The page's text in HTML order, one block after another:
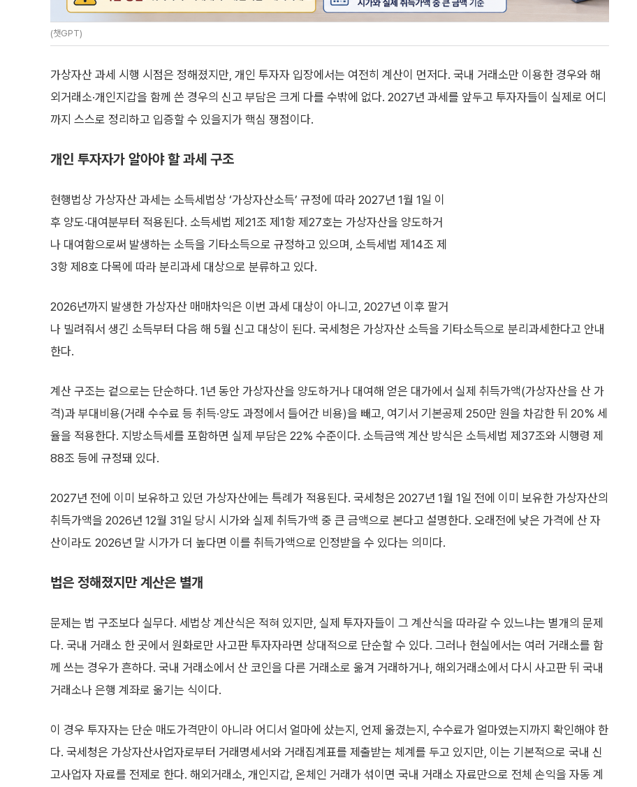
(챗GPT)
가상자산 과세 시행 시점은 정해졌지만, 개인 투자자 입장에서는 여전히 계산이 먼저다. 국내 거래소만 이용한 경우와 해
외거래소·개인지갑을 함께 쓴 경우의 신고 부담은 크게 다를 수밖에 없다. 2027년 과세를 앞두고 투자자들이 실제로 어디
까지 스스로 정리하고 입증할 수 있을지가 핵심 쟁점이다.
개인 투자자가 알아야 할 과세 구조
현행법상 가상자산 과세는 소득세법상 ‘가상자산소득’ 규정에 따라 2027년 1월 1일 이
후 양도·대여분부터 적용된다. 소득세법 제21조 제1항 제27호는 가상자산을 양도하거
나 대여함으로써 발생하는 소득을 기타소득으로 규정하고 있으며, 소득세법 제14조 제
3항 제8호 다목에 따라 분리과세 대상으로 분류하고 있다.
2026년까지 발생한 가상자산 매매차익은 이번 과세 대상이 아니고, 2027년 이후 팔거
나 빌려줘서 생긴 소득부터 다음 해 5월 신고 대상이 된다. 국세청은 가상자산 소득을 기타소득으로 분리과세한다고 안내
한다.
계산 구조는 겉으로는 단순하다. 1년 동안 가상자산을 양도하거나 대여해 얻은 대가에서 실제 취득가액(가상자산을 산 가
격)과 부대비용(거래 수수료 등 취득·양도 과정에서 들어간 비용)을 빼고, 여기서 기본공제 250만 원을 차감한 뒤 20% 세
율을 적용한다. 지방소득세를 포함하면 실제 부담은 22% 수준이다. 소득금액 계산 방식은 소득세법 제37조와 시행령 제
88조 등에 규정돼 있다.
2027년 전에 이미 보유하고 있던 가상자산에는 특례가 적용된다. 국세청은 2027년 1월 1일 전에 이미 보유한 가상자산의
취득가액을 2026년 12월 31일 당시 시가와 실제 취득가액 중 큰 금액으로 본다고 설명한다. 오래전에 낮은 가격에 산 자
산이라도 2026년 말 시가가 더 높다면 이를 취득가액으로 인정받을 수 있다는 의미다.
법은 정해졌지만 계산은 별개
문제는 법 구조보다 실무다. 세법상 계산식은 적혀 있지만, 실제 투자자들이 그 계산식을 따라갈 수 있느냐는 별개의 문제
다. 국내 거래소 한 곳에서 원화로만 사고판 투자자라면 상대적으로 단순할 수 있다. 그러나 현실에서는 여러 거래소를 함
께 쓰는 경우가 흔하다. 국내 거래소에서 산 코인을 다른 거래소로 옮겨 거래하거나, 해외거래소에서 다시 사고판 뒤 국내
거래소나 은행 계좌로 옮기는 식이다.
이 경우 투자자는 단순 매도가격만이 아니라 어디서 얼마에 샀는지, 언제 옮겼는지, 수수료가 얼마였는지까지 확인해야 한
다. 국세청은 가상자산사업자로부터 거래명세서와 거래집계표를 제출받는 체계를 두고 있지만, 이는 기본적으로 국내 신
고사업자 자료를 전제로 한다. 해외거래소, 개인지갑, 온체인 거래가 섞이면 국내 거래소 자료만으로 전체 손익을 자동 계